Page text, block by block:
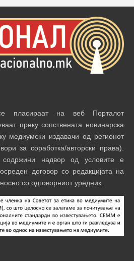
пласираат на веб Порталот
преку сопствената новинарска
медиумски издавачи од регионот
за соработка/авторски права).
содржини надвор од условите е
договор со редакцијата на
со одговорниот уредник.